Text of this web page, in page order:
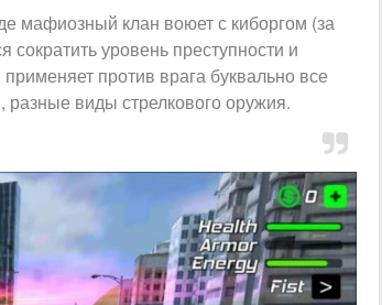
мафиозный клан воюет с киборгом (за
сократить уровень преступности и
против врага буквально все
виды стрелкового оружия.